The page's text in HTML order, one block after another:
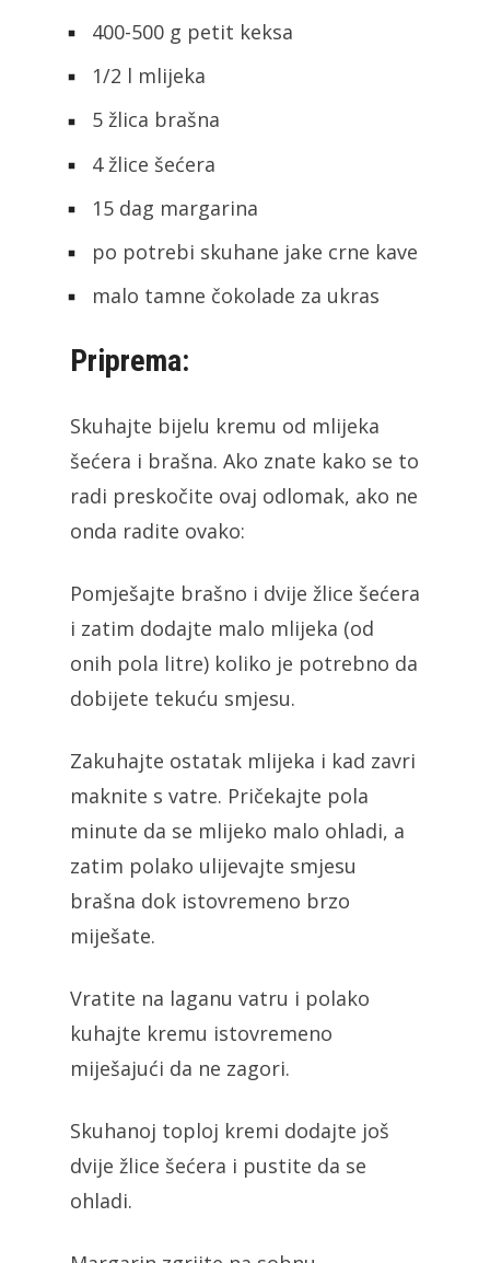
400-500 g petit keksa
1/2 l mlijeka
5 žlica brašna
4 žlice šećera
15 dag margarina
po potrebi skuhane jake crne kave
malo tamne čokolade za ukras
Priprema:
Skuhajte bijelu kremu od mlijeka
šećera i brašna. Ako znate kako se to
radi preskočite ovaj odlomak, ako ne
onda radite ovako:
Pomješajte brašno i dvije žlice šećera
i zatim dodajte malo mlijeka (od
onih pola litre) koliko je potrebno da
dobijete tekuću smjesu.
Zakuhajte ostatak mlijeka i kad zavri
maknite s vatre. Pričekajte pola
minute da se mlijeko malo ohladi, a
zatim polako ulijevajte smjesu
brašna dok istovremeno brzo
miješate.
Vratite na laganu vatru i polako
kuhajte kremu istovremeno
miješajući da ne zagori.
Skuhanoj toploj kremi dodajte još
dvije žlice šećera i pustite da se
ohladi.